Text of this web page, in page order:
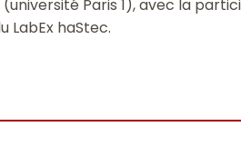
(université Paris 1), avec la
LabEx haStec.